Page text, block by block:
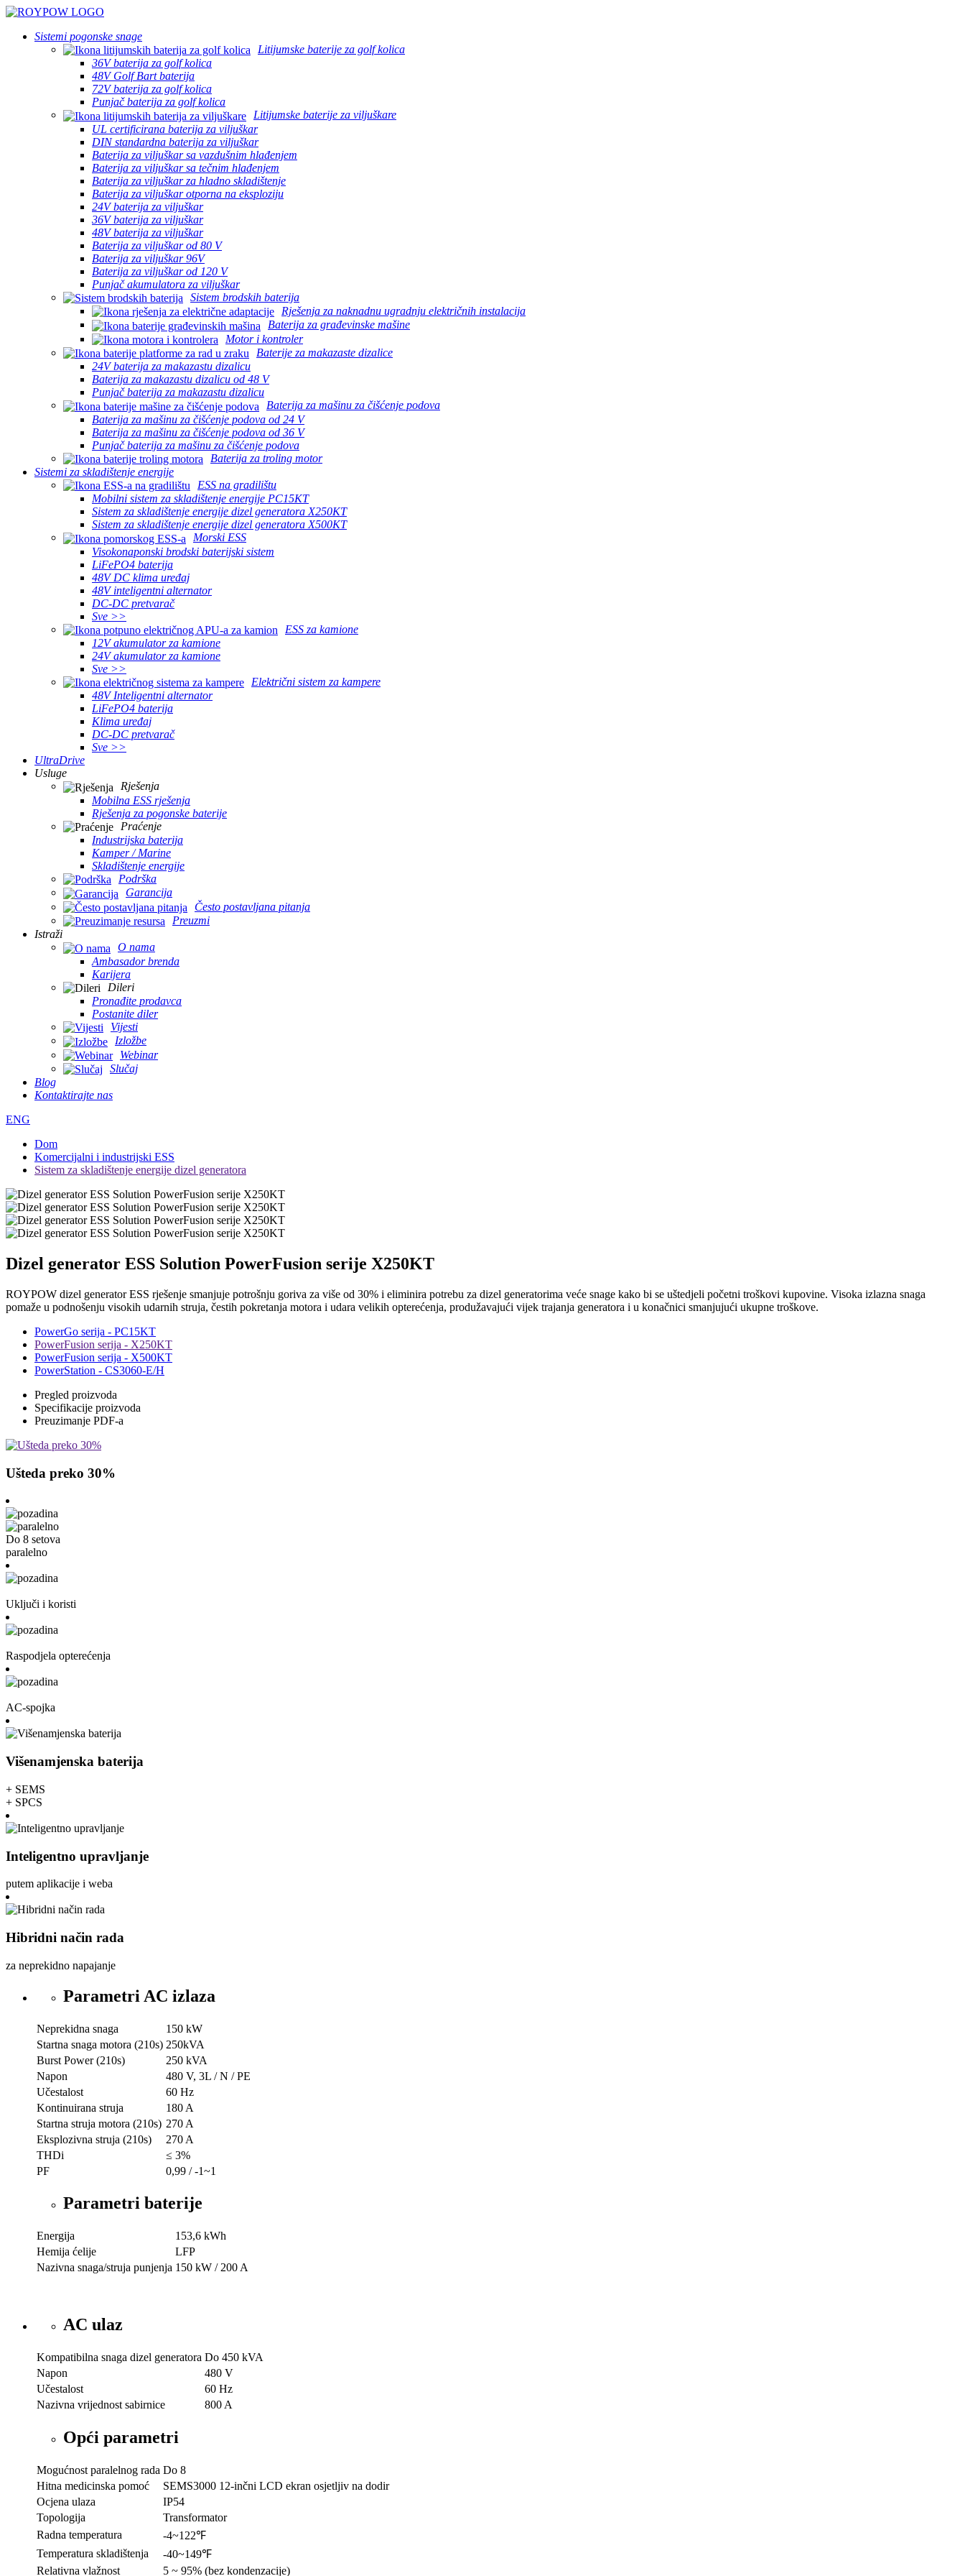
Sistemi pogonske snage
Litijumske baterije za golf kolica
36V baterija za golf kolica
48V Golf Bart baterija
72V baterija za golf kolica
Punjač baterija za golf kolica
Litijumske baterije za viljuškare
UL certificirana baterija za viljuškar
DIN standardna baterija za viljuškar
Baterija za viljuškar sa vazdušnim hlađenjem
Baterija za viljuškar sa tečnim hlađenjem
Baterija za viljuškar za hladno skladištenje
Baterija za viljuškar otporna na eksploziju
24V baterija za viljuškar
36V baterija za viljuškar
48V baterija za viljuškar
Baterija za viljuškar od 80 V
Baterija za viljuškar 96V
Baterija za viljuškar od 120 V
Punjač akumulatora za viljuškar
Sistem brodskih baterija
Rješenja za naknadnu ugradnju električnih instalacija
Baterija za građevinske mašine
Motor i kontroler
Baterije za makazaste dizalice
24V baterija za makazastu dizalicu
Baterija za makazastu dizalicu od 48 V
Punjač baterija za makazastu dizalicu
Baterija za mašinu za čišćenje podova
Baterija za mašinu za čišćenje podova od 24 V
Baterija za mašinu za čišćenje podova od 36 V
Punjač baterija za mašinu za čišćenje podova
Baterija za troling motor
Sistemi za skladištenje energije
ESS na gradilištu
Mobilni sistem za skladištenje energije PC15KT
Sistem za skladištenje energije dizel generatora X250KT
Sistem za skladištenje energije dizel generatora X500KT
Morski ESS
Visokonaponski brodski baterijski sistem
LiFePO4 baterija
48V DC klima uređaj
48V inteligentni alternator
DC-DC pretvarač
Sve >>
ESS za kamione
12V akumulator za kamione
24V akumulator za kamione
Sve >>
Električni sistem za kampere
48V Inteligentni alternator
LiFePO4 baterija
Klima uređaj
DC-DC pretvarač
Sve >>
UltraDrive
Usluge
Rješenja
Mobilna ESS rješenja
Rješenja za pogonske baterije
Praćenje
Industrijska baterija
Kamper / Marine
Skladištenje energije
Podrška
Garancija
Često postavljana pitanja
Preuzmi
Istraži
O nama
Ambasador brenda
Karijera
Dileri
Pronađite prodavca
Postanite diler
Vijesti
Izložbe
Webinar
Slučaj
Blog
Kontaktirajte nas
ENG
Dom
Komercijalni i industrijski ESS
Sistem za skladištenje energije dizel generatora
Dizel generator ESS Solution PowerFusion serije X250KT
ROYPOW dizel generator ESS rješenje smanjuje potrošnju goriva za više od 30% i eliminira potrebu za dizel generatorima veće snage kako bi se uštedjeli početni troškovi kupovine. Visoka izlazna snaga
pomaže u podnošenju visokih udarnih struja, čestih pokretanja motora i udara velikih opterećenja, produžavajući vijek trajanja generatora i u konačnici smanjujući ukupne troškove.
PowerGo serija - PC15KT
PowerFusion serija - X250KT
PowerFusion serija - X500KT
PowerStation - CS3060-E/H
Pregled proizvoda
Specifikacije proizvoda
Preuzimanje PDF-a
Ušteda preko 30%
Do 8 setova
paralelno
Uključi i koristi
Raspodjela opterećenja
AC-spojka
Višenamjenska baterija
+ SEMS
+ SPCS
Inteligentno upravljanje
putem aplikacije i weba
Hibridni način rada
za neprekidno napajanje
Parametri AC izlaza
Neprekidna snaga
150 kW
Startna snaga motora (210s) 250kVA
Burst Power (210s)
250 kVA
Napon
480 V, 3L / N / PE
Učestalost
60 Hz
Kontinuirana struja
180 A
Startna struja motora (210s) 270 A
Eksplozivna struja (210s)
270 A
THDi
≤ 3%
PF
0,99 / -1~1
Parametri baterije
Energija
153,6 kWh
Hemija ćelije
LFP
Nazivna snaga/struja punjenja 150 kW / 200 A
AC ulaz
Kompatibilna snaga dizel generatora Do 450 kVA
Napon
480 V
Učestalost
60 Hz
Nazivna vrijednost sabirnice
800 A
Opći parametri
Mogućnost paralelnog rada Do 8
Hitna medicinska pomoć
SEMS3000 12-inčni LCD ekran osjetljiv na dodir
Ocjena ulaza
IP54
Topologija
Transformator
Radna temperatura
-4~122℉
Temperatura skladištenja
-40~149℉
Relativna vlažnost
5 ~ 95% (bez kondenzacije)